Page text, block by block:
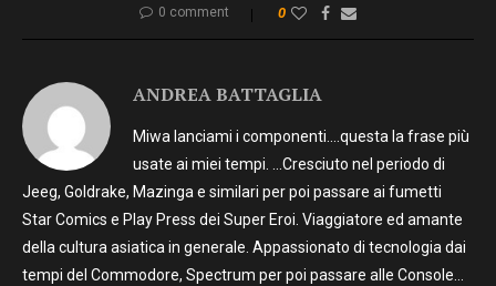
0 comment 0
ANDREA BATTAGLIA
Miwa lanciami i componenti….questa la frase più
usate ai miei tempi. …Cresciuto nel periodo di
Jeeg, Goldrake, Mazinga e similari per poi passare ai fumetti
Star Comics e Play Press dei Super Eroi. Viaggiatore ed amante
della cultura asiatica in generale. Appassionato di tecnologia dai
tempi del Commodore, Spectrum per poi passare alle Console…